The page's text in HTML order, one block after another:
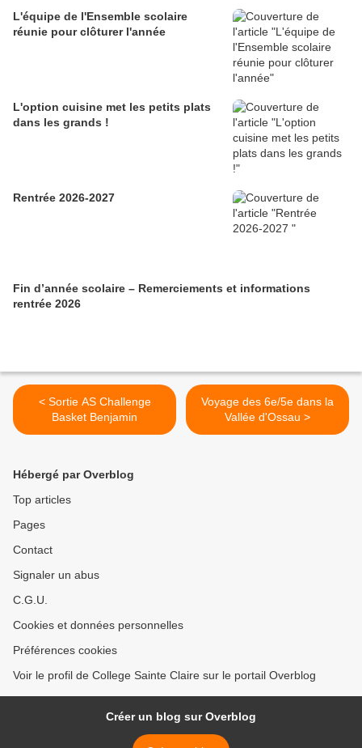
L'équipe de l'Ensemble scolaire
réunie pour clôturer l'année
L'option cuisine met les petits plats
dans les grands !
Rentrée 2026-2027
Fin d’année scolaire – Remerciements et informations
rentrée 2026
< Sortie AS Challenge
Basket Benjamin
Voyage des 6e/5e dans la
Vallée d'Ossau >
Hébergé par Overblog
Top articles
Pages
Contact
Signaler un abus
C.G.U.
Cookies et données personnelles
Préférences cookies
Voir le profil de College Sainte Claire sur le portail Overblog
Créer un blog sur Overblog